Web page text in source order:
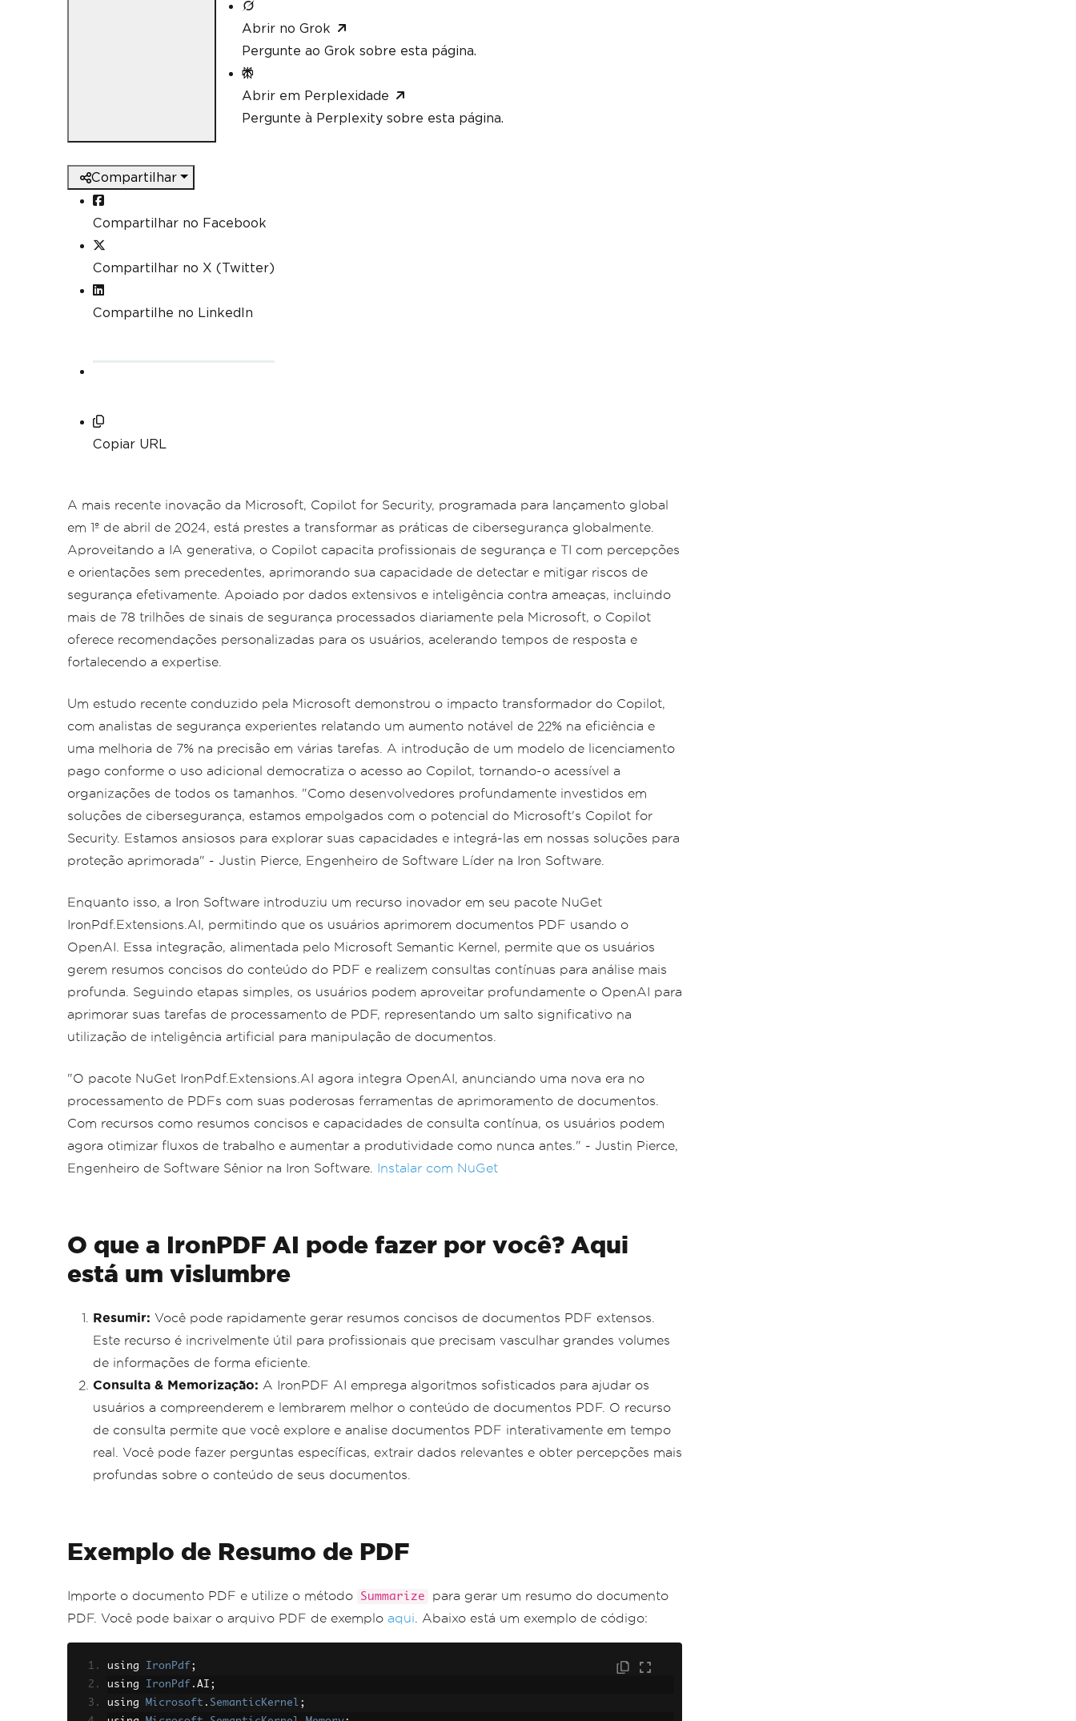
Abrir no Grok
Pergunte ao Grok sobre esta página.
Abrir em Perplexidade
Pergunte à Perplexity sobre esta página.
Compartilhar
Compartilhar no Facebook
Compartilhar no X (Twitter)
Compartilhe no LinkedIn
Copiar URL
A mais recente inovação da Microsoft, Copilot for Security, programada para lançamento global
em 1º de abril de 2024, está prestes a transformar as práticas de cibersegurança globalmente.
Aproveitando a IA generativa, o Copilot capacita profissionais de segurança e TI com percepções
e orientações sem precedentes, aprimorando sua capacidade de detectar e mitigar riscos de
segurança efetivamente. Apoiado por dados extensivos e inteligência contra ameaças, incluindo
mais de 78 trilhões de sinais de segurança processados diariamente pela Microsoft, o Copilot
oferece recomendações personalizadas para os usuários, acelerando tempos de resposta e
fortalecendo a expertise.
Um estudo recente conduzido pela Microsoft demonstrou o impacto transformador do Copilot,
com analistas de segurança experientes relatando um aumento notável de 22% na eficiência e
uma melhoria de 7% na precisão em várias tarefas. A introdução de um modelo de licenciamento
pago conforme o uso adicional democratiza o acesso ao Copilot, tornando-o acessível a
organizações de todos os tamanhos. "Como desenvolvedores profundamente investidos em
soluções de cibersegurança, estamos empolgados com o potencial do Microsoft's Copilot for
Security. Estamos ansiosos para explorar suas capacidades e integrá-las em nossas soluções para
proteção aprimorada" - Justin Pierce, Engenheiro de Software Líder na Iron Software.
Enquanto isso, a Iron Software introduziu um recurso inovador em seu pacote NuGet
IronPdf.Extensions.AI, permitindo que os usuários aprimorem documentos PDF usando o
OpenAI. Essa integração, alimentada pelo Microsoft Semantic Kernel, permite que os usuários
gerem resumos concisos do conteúdo do PDF e realizem consultas contínuas para análise mais
profunda. Seguindo etapas simples, os usuários podem aproveitar profundamente o OpenAI para
aprimorar suas tarefas de processamento de PDF, representando um salto significativo na
utilização de inteligência artificial para manipulação de documentos.
"O pacote NuGet IronPdf.Extensions.AI agora integra OpenAI, anunciando uma nova era no
processamento de PDFs com suas poderosas ferramentas de aprimoramento de documentos.
Com recursos como resumos concisos e capacidades de consulta contínua, os usuários podem
agora otimizar fluxos de trabalho e aumentar a produtividade como nunca antes." - Justin Pierce,
Engenheiro de Software Sênior na Iron Software. Instalar com NuGet
O que a IronPDF AI pode fazer por você? Aqui
está um vislumbre
Resumir: Você pode rapidamente gerar resumos concisos de documentos PDF extensos.
Este recurso é incrivelmente útil para profissionais que precisam vasculhar grandes volumes
de informações de forma eficiente.
Consulta & Memorização: A IronPDF AI emprega algoritmos sofisticados para ajudar os
usuários a compreenderem e lembrarem melhor o conteúdo de documentos PDF. O recurso
de consulta permite que você explore e analise documentos PDF interativamente em tempo
real. Você pode fazer perguntas específicas, extrair dados relevantes e obter percepções mais
profundas sobre o conteúdo de seus documentos.
Exemplo de Resumo de PDF
Importe o documento PDF e utilize o método Summarize
para gerar um resumo do documento
PDF. Você pode baixar o arquivo PDF de exemplo aqui . Abaixo está um exemplo de código:
using IronPdf ;
using IronPdf . AI ;
using Microsoft . SemanticKernel ;